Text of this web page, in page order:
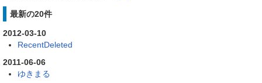
最新の20件
2012-03-10
RecentDeleted
2011-06-06
ゆきまる